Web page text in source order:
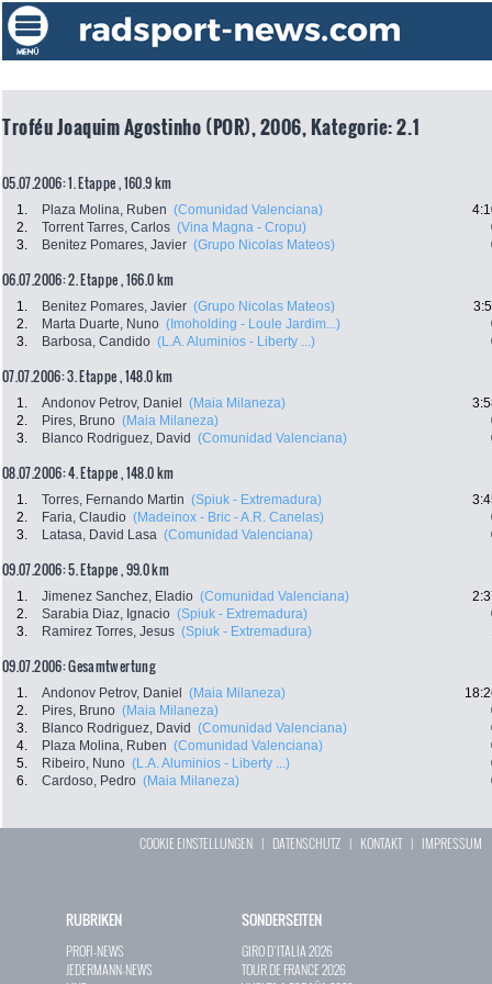
Troféu Joaquim Agostinho (POR), 2006, Kategorie: 2.1
05.07.2006: 1. Etappe , 160.9 km
1. Plaza Molina, Ruben (Comunidad Valenciana)
2.
Torrent Tarres, Carlos (Vina Magna - Cropu)
3.
Benitez Pomares, Javier (Grupo Nicolas Mateos)
06.07.2006: 2. Etappe , 166.0 km
1. Benitez Pomares, Javier (Grupo Nicolas Mateos)
2.
Marta Duarte, Nuno (Imoholding - Loule Jardim...)
3.
Barbosa, Candido (L.A. Aluminios - Liberty ...)
07.07.2006: 3. Etappe , 148.0 km
1. Andonov Petrov, Daniel (Maia Milaneza)
2.
Pires, Bruno (Maia Milaneza)
3.
Blanco Rodriguez, David (Comunidad Valenciana)
08.07.2006: 4. Etappe , 148.0 km
1. Torres, Fernando Martin (Spiuk - Extremadura)
2.
Faria, Claudio (Madeinox - Bric - A.R. Canelas)
3.
Latasa, David Lasa (Comunidad Valenciana)
09.07.2006: 5. Etappe , 99.0 km
1. Jimenez Sanchez, Eladio (Comunidad Valenciana)
2.
Sarabia Diaz, Ignacio (Spiuk - Extremadura)
3.
Ramirez Torres, Jesus (Spiuk - Extremadura)
09.07.2006: Gesamtwertung
1. Andonov Petrov, Daniel (Maia Milaneza)
2.
Pires, Bruno (Maia Milaneza)
3.
Blanco Rodriguez, David (Comunidad Valenciana)
4.
Plaza Molina, Ruben (Comunidad Valenciana)
5.
Ribeiro, Nuno (L.A. Aluminios - Liberty ...)
6.
Cardoso, Pedro (Maia Milaneza)
COOKIE EINSTELLUNGEN | DATENSCHUTZ | KONTAKT| IMPRESSUM
RUBRIKEN
PROFI-NEWS
JEDERMANN-NEWS
SONDERSEITEN
GIRO D`ITALIA 2026
TOUR DE FRANCE 2026